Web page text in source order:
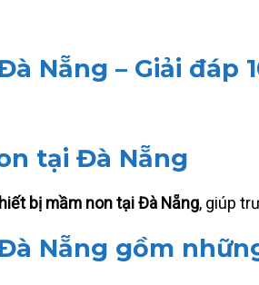
Nẵng – Giải đáp
tại Đà Nẵng
bị mầm non tại Đà Nẵng, giúp
Nẵng gồm